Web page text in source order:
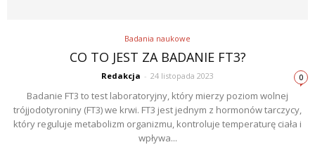
Badania naukowe
CO TO JEST ZA BADANIE FT3?
Redakcja - 24 listopada 2023 0
Badanie FT3 to test laboratoryjny, który mierzy poziom wolnej
trójjodotyroniny (FT3) we krwi. FT3 jest jednym z hormonów tarczycy,
który reguluje metabolizm organizmu, kontroluje temperaturę ciała i
wpływa...